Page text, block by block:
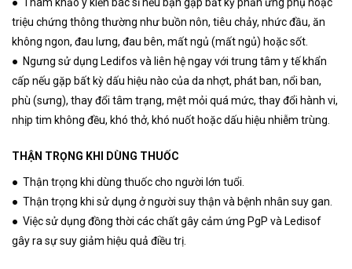
triệu chứng thông thường như buồn nôn, tiêu chảy, nhức đầu, ăn
không ngon, đau lưng, đau bên, mất ngủ (mất ngủ) hoặc sốt.
● Ngưng sử dụng Ledifos và liên hệ ngay với trung tâm y tế khẩn
cấp nếu gặp bất kỳ dấu hiệu nào của da nhợt, phát ban, nổi ban,
phù (sưng), thay đổi tâm trạng, mệt mỏi quá mức, thay đổi hành vi,
nhịp tim không đều, khó thở, khó nuốt hoặc dấu hiệu nhiễm trùng.
THẬN TRỌNG KHI DÙNG THUỐC
● Thận trọng khi dùng thuốc cho người lớn tuổi.
● Thận trọng khi sử dụng ở người suy thận và bệnh nhân suy gan.
● Việc sử dụng đồng thời các chất gây cảm ứng PgP và Ledisof
gây ra sự suy giảm hiệu quả điều trị.